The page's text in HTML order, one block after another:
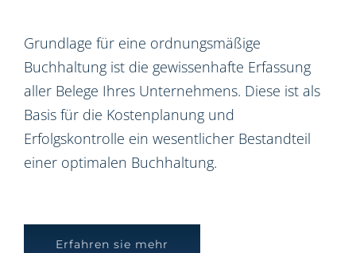
Grundlage für eine ordnungsmäßige
Buchhaltung ist die gewissenhafte Erfassung
aller Belege Ihres Unternehmens. Diese ist als
Basis für die Kostenplanung und
Erfolgskontrolle ein wesentlicher Bestandteil
einer optimalen Buchhaltung.
Erfahren sie mehr